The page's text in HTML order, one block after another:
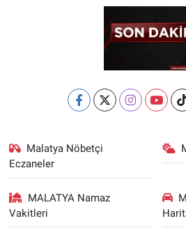
Malatya Nöbetçi
Eczaneler
MALATYA Namaz
Vakitleri